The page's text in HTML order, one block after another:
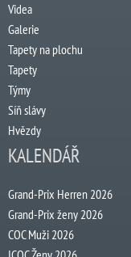
Videa
Galerie
Tapety na plochu
Tapety
Týmy
Síň slávy
Hvězdy
KALENDÁŘ
Grand-Prix Herren 2026
Grand-Prix ženy 2026
COC Muži 2026